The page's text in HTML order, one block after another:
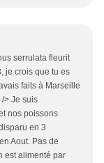
serrulata fleurit
je crois que tu es
faits à Marseille
> Je suis
nos poissons
en 3
Aout. Pas de
est alimenté par